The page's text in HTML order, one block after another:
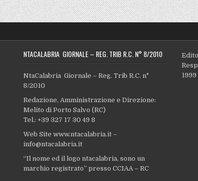
NTACALABRIA GIORNALE – REG. TRIB R.C. N° 8/2010
NtaCalabria Giornale – Reg. Trib R.C. n°
8/2010
Redazione, Amministrazione e Direzione:
Melito di Porto Salvo (RC)
Tel.: +39 327 17 30 49 8
Web Site www.ntacalabria.it –
info@ntacalabria.it
“Il nome ed il logo ntacalabria, sono un
marchio registrato” presso CCIAA – RC
1999